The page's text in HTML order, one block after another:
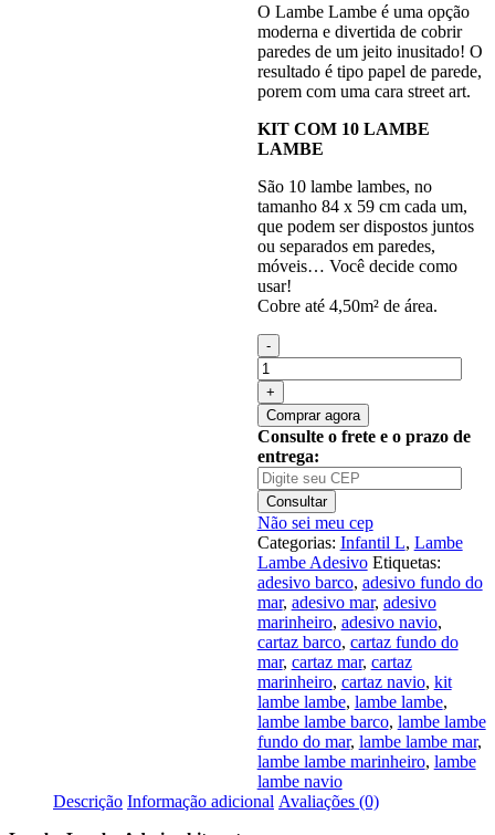
O Lambe Lambe é uma opção
moderna e divertida de cobrir
paredes de um jeito inusitado! O
resultado é tipo papel de parede,
porem com uma cara street art.
KIT COM 10 LAMBE
LAMBE
São 10 lambe lambes, no
tamanho 84 x 59 cm cada um,
que podem ser dispostos juntos
ou separados em paredes,
móveis… Você decide como
usar!
Cobre até 4,50m² de área.
Quantidade
de
Lambe
Lambe
Adesivo
Kit
Cartaz
Marinheiro
Navio
Infantil
L28
Comprar agora
Consulte o frete e o prazo de
entrega:
Consultar
Não sei meu cep
Categorias: Infantil L, Lambe
Lambe Adesivo Etiquetas:
adesivo barco, adesivo fundo do
mar, adesivo mar, adesivo
marinheiro, adesivo navio,
cartaz barco, cartaz fundo do
mar, cartaz mar, cartaz
marinheiro, cartaz navio, kit
lambe lambe, lambe lambe,
lambe lambe barco, lambe lambe
fundo do mar, lambe lambe mar,
lambe lambe marinheiro, lambe
lambe navio
Descrição Informação adicional Avaliações (0)